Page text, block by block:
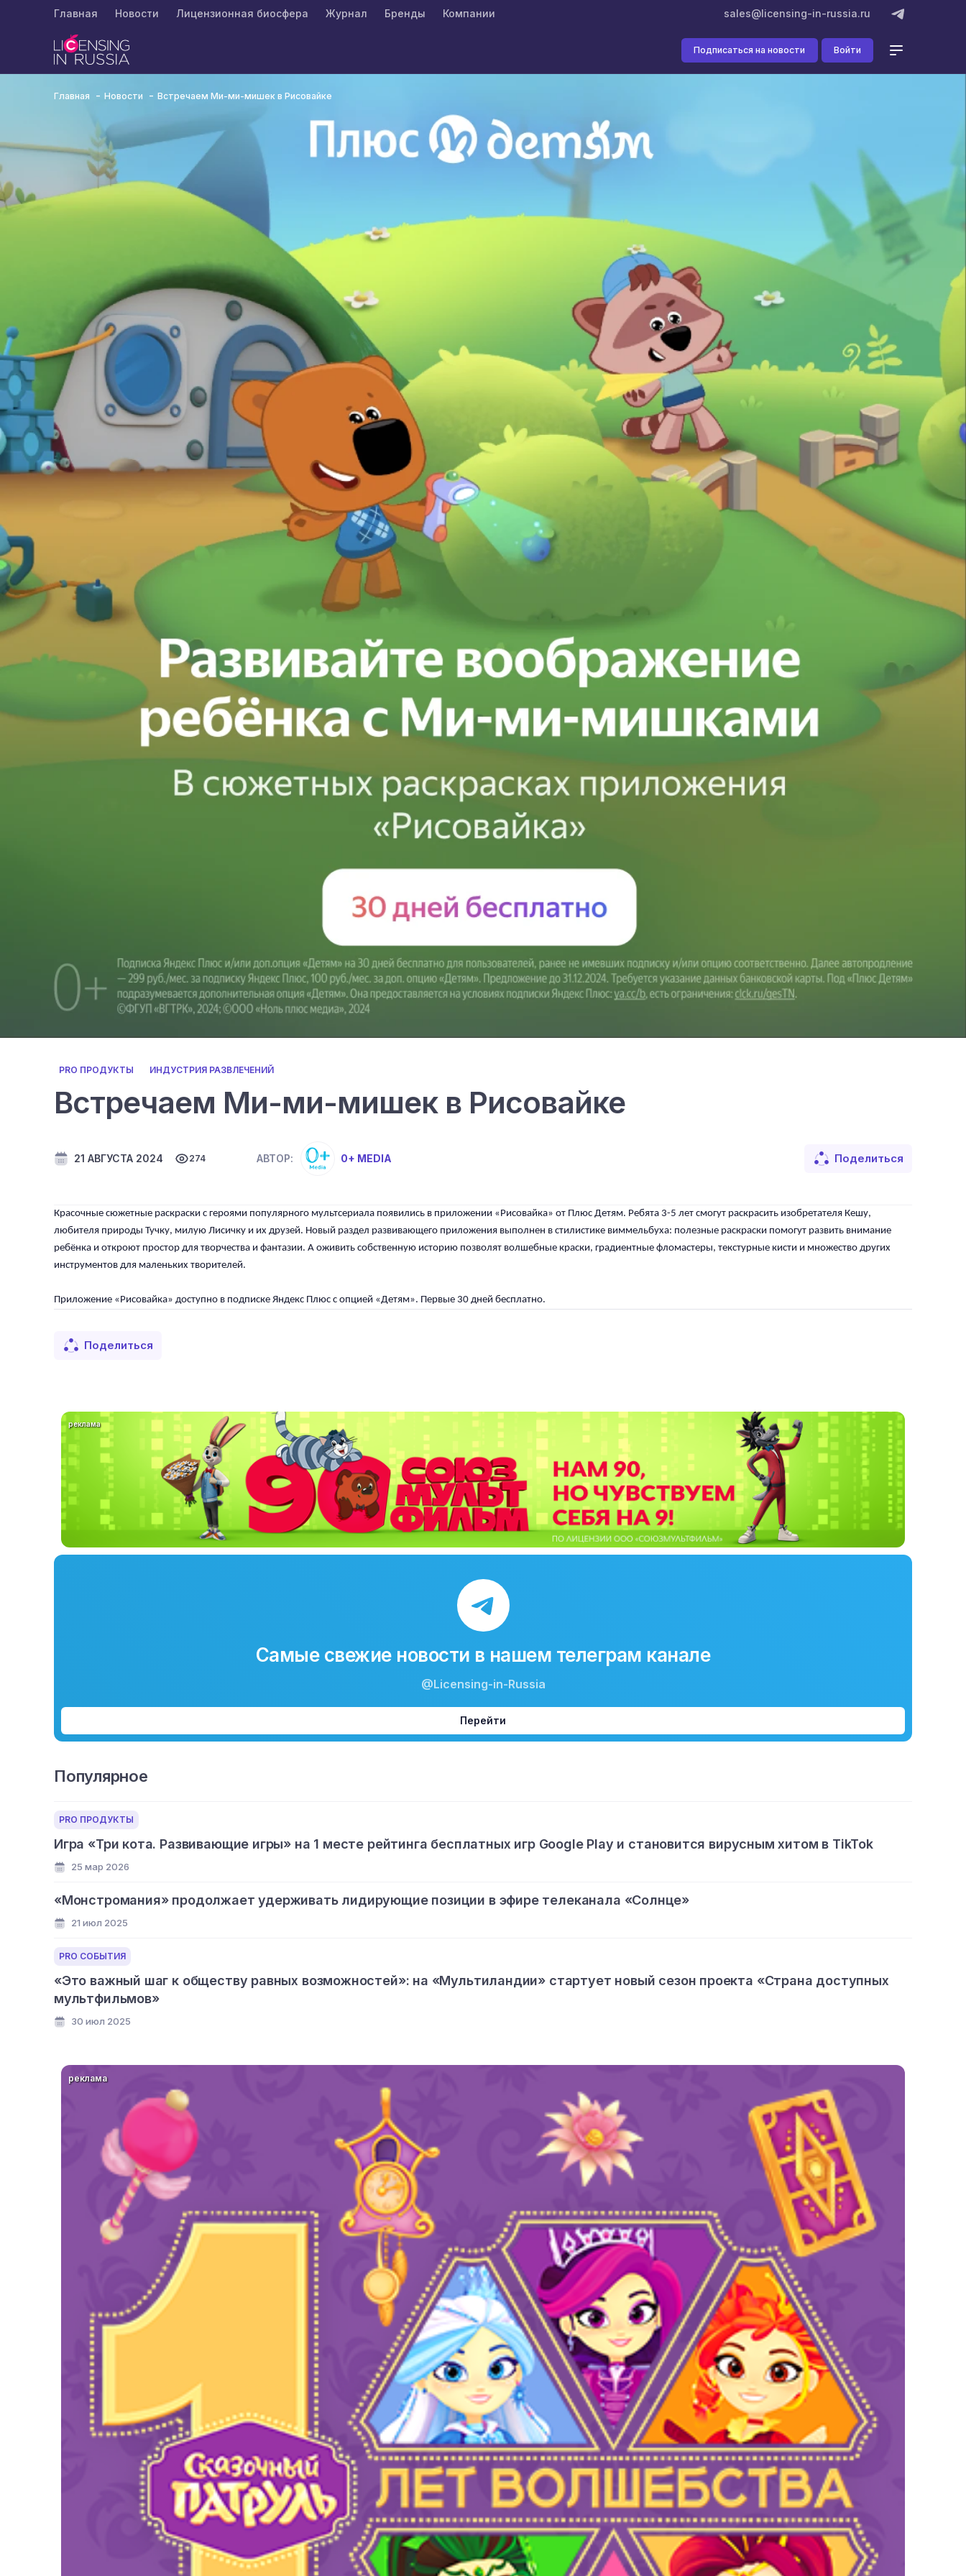
Главная Новости Лицензионная биосфера Журнал Бренды Компании sales@licensing-in-russia.ru
Подписаться на новости Войти
Главная Новости Встречаем Ми-ми-мишек в Рисовайке
PRO ПРОДУКТЫ ИНДУСТРИЯ РАЗВЛЕЧЕНИЙ
Встречаем Ми-ми-мишек в Рисовайке
21 АВГУСТА 2024 274 АВТОР: 0+ MEDIA Поделиться
Красочные сюжетные раскраски с героями популярного мультсериала появились в приложении «Рисовайка» от Плюс Детям. Ребята 3-5 лет смогут раскрасить изобретателя Кешу,
любителя природы Тучку, милую Лисичку и их друзей. Новый раздел развивающего приложения выполнен в стилистике виммельбуха: полезные раскраски помогут развить внимание
ребёнка и откроют простор для творчества и фантазии. А оживить собственную историю позволят волшебные краски, градиентные фломастеры, текстурные кисти и множество других
инструментов для маленьких творителей.
Приложение «Рисовайка» доступно в подписке Яндекс Плюс с опцией «Детям». Первые 30 дней бесплатно.
Поделиться
реклама
Самые свежие новости в нашем телеграм канале
@Licensing-in-Russia
Перейти
Популярное
PRO ПРОДУКТЫ
Игра «Три кота. Развивающие игры» на 1 месте рейтинга бесплатных игр Google Play и становится вирусным хитом в TikTok
25 мар 2026
«Монстромания» продолжает удерживать лидирующие позиции в эфире телеканала «Солнце»
21 июл 2025
PRO СОБЫТИЯ
«Это важный шаг к обществу равных возможностей»: на «Мультиландии» стартует новый сезон проекта «Страна доступных
мультфильмов»
30 июл 2025
реклама